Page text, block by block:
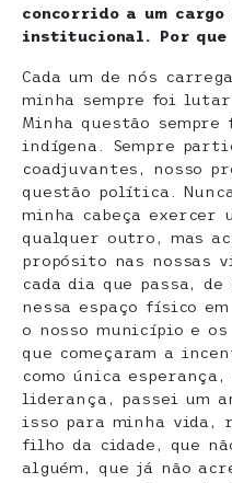
concorrido a um
institucional. Por que
Cada um de nós
minha sempre foi lutar
Minha questão
indígena. Sempre
coadjuvantes, nosso
questão política.
minha cabeça exercer
qualquer outro, mas
propósito nas nossas
cada dia que passa,
nessa espaço físico
o nosso município e
que começaram a
como única
liderança, passei um
isso para minha vida,
filho da cidade, que
alguém, que já não